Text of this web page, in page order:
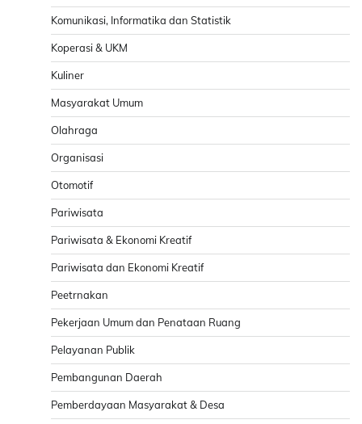
Komunikasi, Informatika dan Statistik
Koperasi & UKM
Kuliner
Masyarakat Umum
Olahraga
Organisasi
Otomotif
Pariwisata
Pariwisata & Ekonomi Kreatif
Pariwisata dan Ekonomi Kreatif
Peetrnakan
Pekerjaan Umum dan Penataan Ruang
Pelayanan Publik
Pembangunan Daerah
Pemberdayaan Masyarakat & Desa